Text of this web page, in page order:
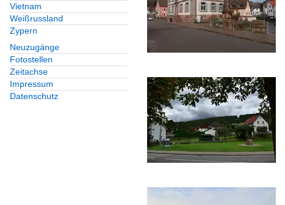
Vietnam
Weißrussland
Zypern
Neuzugänge
Fotostellen
Zeitachse
Impressum
Datenschutz